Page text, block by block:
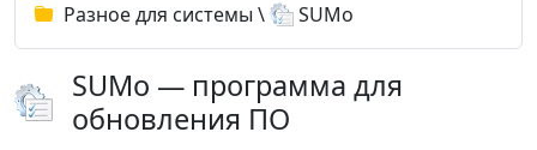
Разное для системы \ SUMo
SUMo — программа для
обновления ПО